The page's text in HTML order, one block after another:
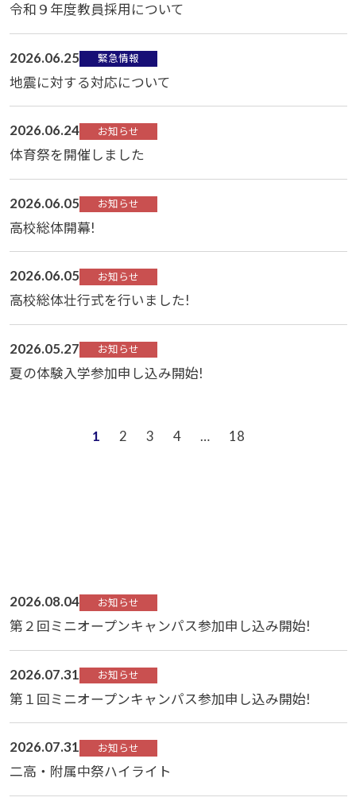
令和９年度教員採用について
2026.06.25 緊急情報
地震に対する対応について
2026.06.24 お知らせ
体育祭を開催しました
2026.06.05 お知らせ
高校総体開幕!
2026.06.05 お知らせ
高校総体壮行式を行いました!
2026.05.27 お知らせ
夏の体験入学参加申し込み開始!
1 2 3 4 … 18
2026.08.04 お知らせ
第２回ミニオープンキャンパス参加申し込み開始!
2026.07.31 お知らせ
第１回ミニオープンキャンパス参加申し込み開始!
2026.07.31 お知らせ
二高・附属中祭ハイライト